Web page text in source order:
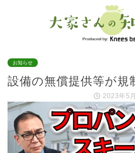
お知らせ
設備の無償提供等が規
2023年5